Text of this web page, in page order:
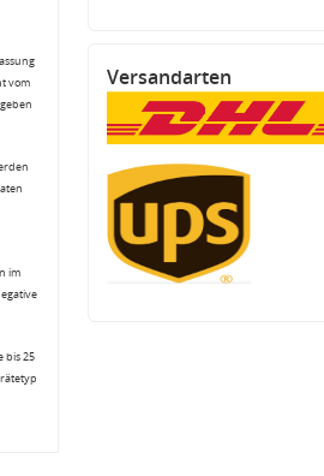
vom
im
bis 25
Versandarten